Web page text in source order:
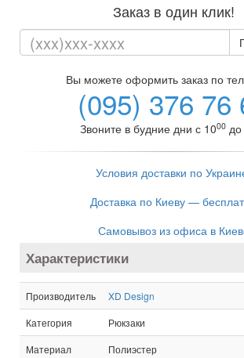
Заказ в один клик!
Вы можете оформить заказ по
(095) 376 76
Звоните в будние дни с 1000 до
Условия доставки по
Доставка по Киеву —
Самовывоз из офиса в
Характеристики
Производитель
XD Design
Категория
Рюкзаки
Материал
Полиэстер